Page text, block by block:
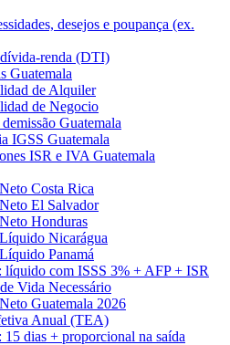
desejos e poupança (ex.
renda (DTI)
Guatemala
de Alquiler
de Negocio
Guatemala
IGSS Guatemala
ISR e IVA Guatemala
Costa Rica
El Salvador
Honduras
Nicarágua
Panamá
líquido com ISSS 3% + AFP + ISR
Vida Necessário
Guatemala 2026
Anual (TEA)
15 dias + proporcional na saída